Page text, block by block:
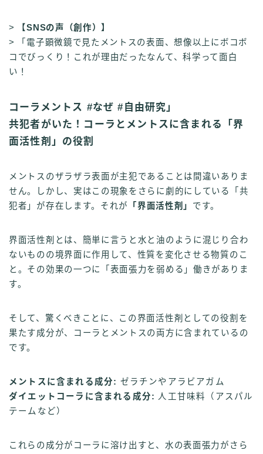
>
【SNSの声（創作）】
> 「電子顕微鏡で見たメントスの表面、想像以上にボコボ
コでびっくり！これが理由だったなんて、科学って面白
い！
コーラメントス #なぜ #自由研究」
共犯者がいた！コーラとメントスに含まれる「界
面活性剤」の役割
メントスのザラザラ表面が主犯であることは間違いありま
せん。しかし、実はこの現象をさらに劇的にしている「共
犯者」が存在します。それが
「界面活性剤」 です。
界面活性剤とは、簡単に言うと水と油のように混じり合わ
ないものの境界面に作用して、性質を変化させる物質のこ
と。その効果の一つに「表面張力を弱める」働きがありま
す。
そして、驚くべきことに、この界面活性剤としての役割を
果たす成分が、コーラとメントスの両方に含まれているの
です。
メントスに含まれる成分: ゼラチンやアラビアガム
ダイエットコーラに含まれる成分: 人工甘味料（アスパル
テームなど）
これらの成分がコーラに溶け出すと、水の表面張力がさら